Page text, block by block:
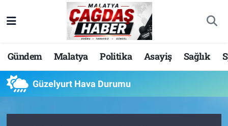
Gündem Malatya Politika Asayiş Sağlık
Güzelyurt Hava Durumu
Nöbetçi Eczaneler
Hava Durumu
Malatya Namaz Vakitleri
Trafik Durumu